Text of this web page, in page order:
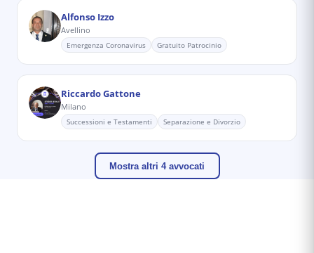
Alfonso Izzo
Avellino
Emergenza Coronavirus Gratuito Patrocinio
Riccardo Gattone
Milano
Successioni e Testamenti Separazione e Divorzio
Mostra altri 4 avvocati